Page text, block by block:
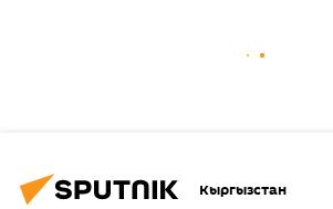
Кыргызстан